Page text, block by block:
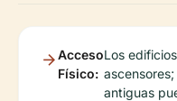
Acceso
Físico:
Los
antiguas